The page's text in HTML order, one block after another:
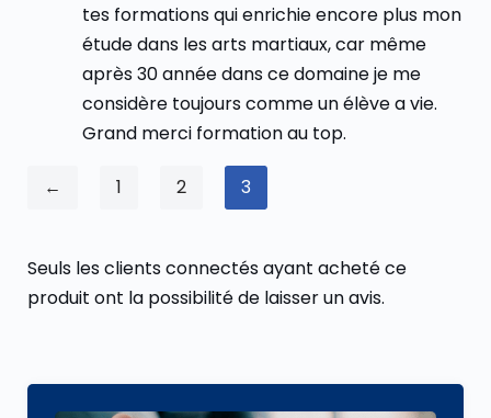
tes formations qui enrichie encore plus mon
étude dans les arts martiaux, car même
après 30 année dans ce domaine je me
considère toujours comme un élève a vie.
Grand merci formation au top.
← 1 2 3
Seuls les clients connectés ayant acheté ce
produit ont la possibilité de laisser un avis.